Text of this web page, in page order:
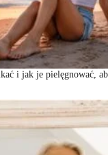
i jak je pielęgnować,